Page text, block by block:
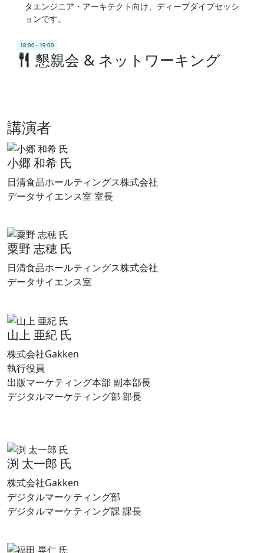
タエンジニア・アーキテクト向け、ディープダイブセッシ
ョンです。
18:00 - 19:00
懇親会 & ネットワーキング
講演者
小郷 和希 氏
日清食品ホールティングス株式会社
データサイエンス室 室長
粟野 志穂 氏
日清食品ホールティングス株式会社
データサイエンス室
山上 亜紀 氏
株式会社Gakken
執行役員
出版マーケティング本部 副本部長
デジタルマーケティング部 部長
渕 太一郎 氏
株式会社Gakken
デジタルマーケティング部
デジタルマーケティング課 課長